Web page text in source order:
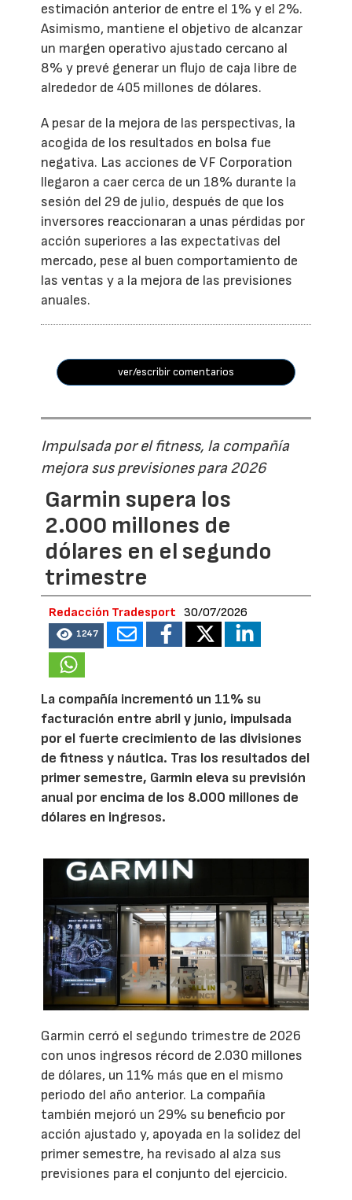
estimación anterior de entre el 1% y el 2%.
Asimismo, mantiene el objetivo de alcanzar
un margen operativo ajustado cercano al
8% y prevé generar un flujo de caja libre de
alrededor de 405 millones de dólares.
A pesar de la mejora de las perspectivas, la
acogida de los resultados en bolsa fue
negativa. Las acciones de VF Corporation
llegaron a caer cerca de un 18% durante la
sesión del 29 de julio, después de que los
inversores reaccionaran a unas pérdidas por
acción superiores a las expectativas del
mercado, pese al buen comportamiento de
las ventas y a la mejora de las previsiones
anuales.
ver/escribir comentarios
Impulsada por el fitness, la compañía
mejora sus previsiones para 2026
Garmin supera los
2.000 millones de
dólares en el segundo
trimestre
Redacción Tradesport 30/07/2026
1247
La compañía incrementó un 11% su
facturación entre abril y junio, impulsada
por el fuerte crecimiento de las divisiones
de fitness y náutica. Tras los resultados del
primer semestre, Garmin eleva su previsión
anual por encima de los 8.000 millones de
dólares en ingresos.
Garmin cerró el segundo trimestre de 2026
con unos ingresos récord de 2.030 millones
de dólares, un 11% más que en el mismo
periodo del año anterior. La compañía
también mejoró un 29% su beneficio por
acción ajustado y, apoyada en la solidez del
primer semestre, ha revisado al alza sus
previsiones para el conjunto del ejercicio.